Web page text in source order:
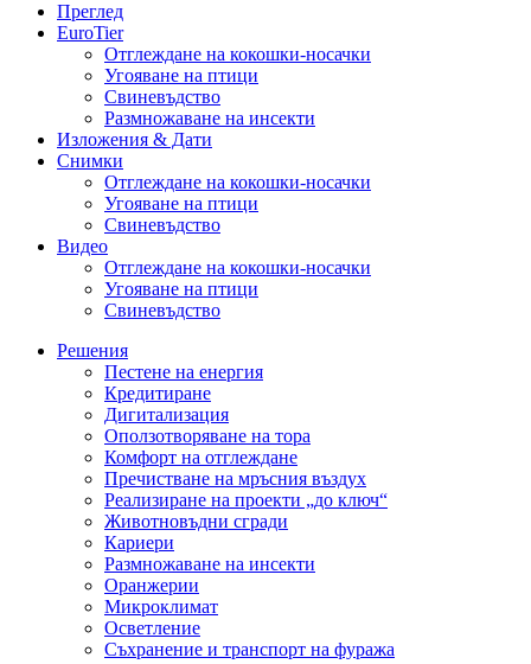
Преглед
EuroTier
Отглеждане на кокошки-носачки
Угояване на птици
Свиневъдство
Размножаване на инсекти
Изложения & Дати
Снимки
Отглеждане на кокошки-носачки
Угояване на птици
Свиневъдство
Видео
Отглеждане на кокошки-носачки
Угояване на птици
Свиневъдство
Решения
Пестене на енергия
Кредитиране
Дигитализация
Оползотворяване на тора
Комфорт на отглеждане
Пречистване на мръсния въздух
Реализиране на проекти „до ключ“
Животновъдни сгради
Кариери
Размножаване на инсекти
Оранжерии
Микроклимат
Осветление
Съхранение и транспорт на фуража